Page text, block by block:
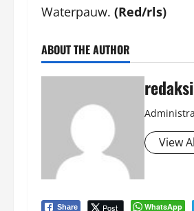
Waterpauw. (Red/rls)
ABOUT THE AUTHOR
redaksi
View
Share Post WhatsApp